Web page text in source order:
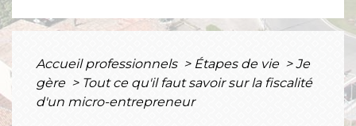
Accueil professionnels > Étapes de vie > Je
gère > Tout ce qu'il faut savoir sur la fiscalité
d'un micro-entrepreneur